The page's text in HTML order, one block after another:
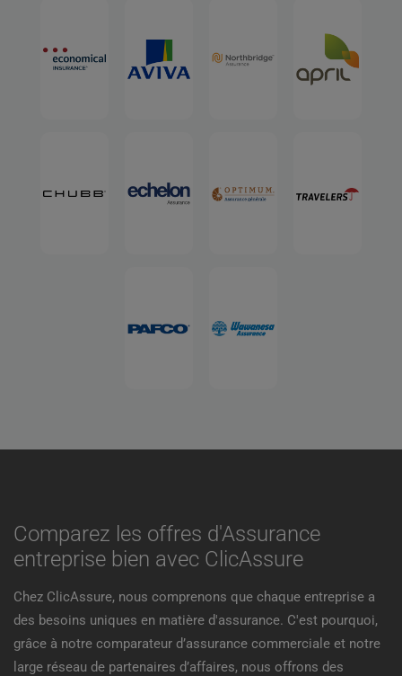
Comparez les offres d'Assurance
entreprise bien avec ClicAssure
Chez ClicAssure, nous comprenons que chaque entreprise a
des besoins uniques en matière d'assurance. C'est pourquoi,
grâce à notre comparateur d’assurance commerciale et notre
large réseau de partenaires d’affaires, nous offrons des